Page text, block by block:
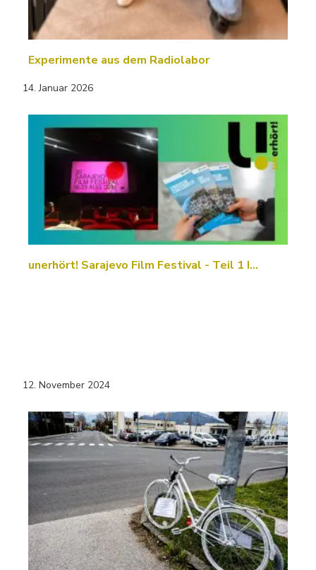
Experimente aus dem Radiolabor
14. Januar 2026
unerhört! Sarajevo Film Festival - Teil 1 I…
12. November 2024